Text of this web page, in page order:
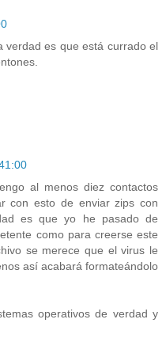
verdad es que está currado el
al menos diez contactos
con esto de enviar zips con
es que yo he pasado de
como para creerse este
se merece que el virus le
así acabará formateándolo
operativos de verdad y